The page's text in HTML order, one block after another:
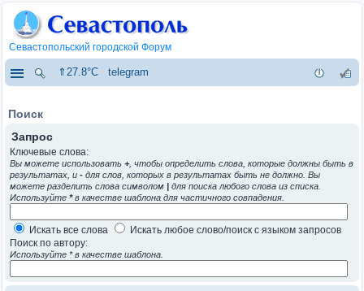
Севастопольский городской Форум
⇑27.8°C telegram
Поиск
Запрос
Ключевые слова:
Вы можете использовать +, чтобы определить слова, которые должны быть в
результатах, и - для слов, которых в результатах быть не должно. Вы
можете разделить слова символом | для поиска любого слова из списка.
Используйте *в качестве шаблона для частичного совпадения.
Искать все слова
Искать любое слово/поиск с языком запросов
Поиск по автору:
Используйте * в качестве шаблона.